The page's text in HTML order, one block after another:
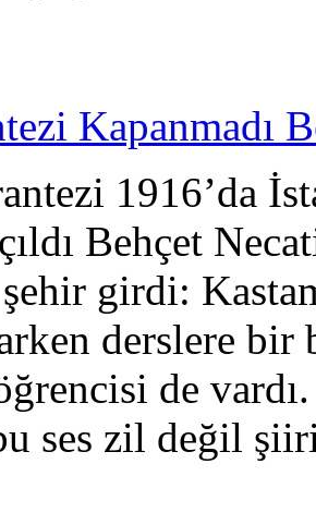
Kapanmadı
1916’da
Behçet
girdi:
derslere bir
de
ses zil değil